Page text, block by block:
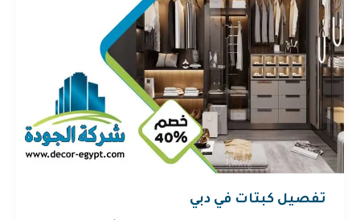
تفصيل كبتات في دبي